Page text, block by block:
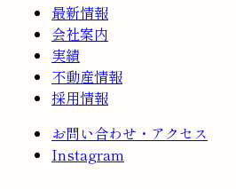
最新情報
会社案内
実績
不動産情報
採用情報
お問い合わせ・アクセス
Instagram